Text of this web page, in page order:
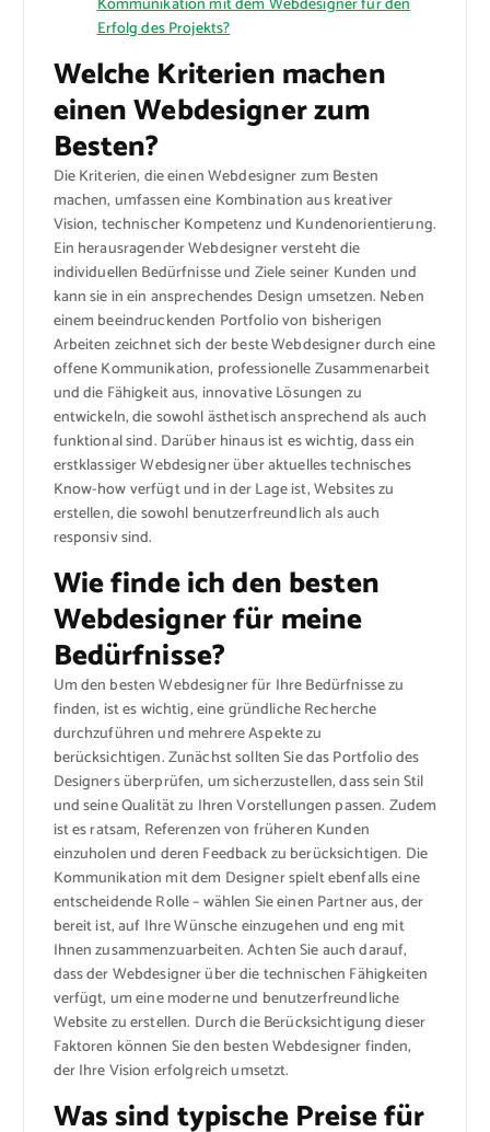
Kommunikation mit dem Webdesigner für den
Erfolg des Projekts?
Welche Kriterien machen
einen Webdesigner zum
Besten?
Die Kriterien, die einen Webdesigner zum Besten
machen, umfassen eine Kombination aus kreativer
Vision, technischer Kompetenz und Kundenorientierung.
Ein herausragender Webdesigner versteht die
individuellen Bedürfnisse und Ziele seiner Kunden und
kann sie in ein ansprechendes Design umsetzen. Neben
einem beeindruckenden Portfolio von bisherigen
Arbeiten zeichnet sich der beste Webdesigner durch eine
offene Kommunikation, professionelle Zusammenarbeit
und die Fähigkeit aus, innovative Lösungen zu
entwickeln, die sowohl ästhetisch ansprechend als auch
funktional sind. Darüber hinaus ist es wichtig, dass ein
erstklassiger Webdesigner über aktuelles technisches
Know-how verfügt und in der Lage ist, Websites zu
erstellen, die sowohl benutzerfreundlich als auch
responsiv sind.
Wie finde ich den besten
Webdesigner für meine
Bedürfnisse?
Um den besten Webdesigner für Ihre Bedürfnisse zu
finden, ist es wichtig, eine gründliche Recherche
durchzuführen und mehrere Aspekte zu
berücksichtigen. Zunächst sollten Sie das Portfolio des
Designers überprüfen, um sicherzustellen, dass sein Stil
und seine Qualität zu Ihren Vorstellungen passen. Zudem
ist es ratsam, Referenzen von früheren Kunden
einzuholen und deren Feedback zu berücksichtigen. Die
Kommunikation mit dem Designer spielt ebenfalls eine
entscheidende Rolle – wählen Sie einen Partner aus, der
bereit ist, auf Ihre Wünsche einzugehen und eng mit
Ihnen zusammenzuarbeiten. Achten Sie auch darauf,
dass der Webdesigner über die technischen Fähigkeiten
verfügt, um eine moderne und benutzerfreundliche
Website zu erstellen. Durch die Berücksichtigung dieser
Faktoren können Sie den besten Webdesigner finden,
der Ihre Vision erfolgreich umsetzt.
Was sind typische Preise für